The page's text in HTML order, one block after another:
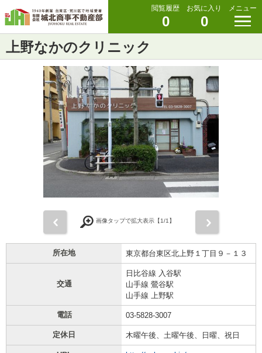
閲覧履歴
0
お気に入り
0
メニュー
上野なかのクリニック
画像タップで拡大表示【1/1】
所在地 東京都台東区北上野１丁目９－１３
交通
日比谷線 入谷駅
山手線 鶯谷駅
山手線 上野駅
電話 03-5828-3007
定休日 木曜午後、土曜午後、日曜、祝日